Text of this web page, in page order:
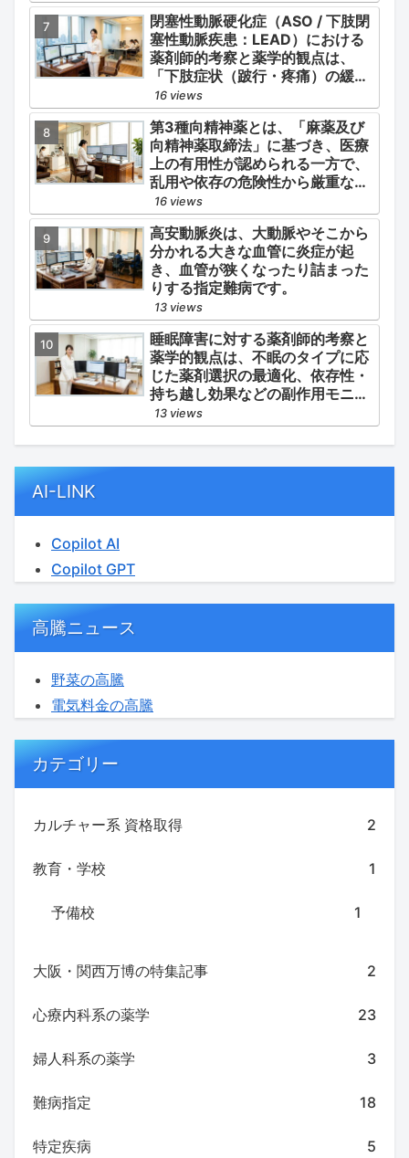
閉塞性動脈硬化症（ASO / 下肢閉
塞性動脈疾患：LEAD）における
薬剤師的考察と薬学的観点は、
「下肢症状（跛行・疼痛）の緩
和」と「全身性動脈硬化による脳
心血管イベント（脳梗塞・心筋梗
塞）の二次予防」の2軸を同時に
管理することにあります。
16 views
第3種向精神薬とは、「麻薬及び
向精神薬取締法」に基づき、医療
上の有用性が認められる一方で、
乱用や依存の危険性から厳重な管
理・規制が必要とされる薬物のう
ち、第1種・第2種よりも比較的リ
スクが低いと判断されて指定され
ている医薬品の分類です。
16 views
高安動脈炎は、大動脈やそこから
分かれる大きな血管に炎症が起
き、血管が狭くなったり詰まった
りする指定難病です。
13 views
睡眠障害に対する薬剤師的考察と
薬学的観点は、不眠のタイプに応
じた薬剤選択の最適化、依存性・
持ち越し効果などの副作用モニタ
リング、そして生活習慣（睡眠衛
生）の改善支援にあります。
13 views
AI-LINK
Copilot AI
Copilot GPT
高騰ニュース
野菜の高騰
電気料金の高騰
カテゴリー
カルチャー系 資格取得 2
教育・学校 1
予備校 1
大阪・関西万博の特集記事 2
心療内科系の薬学 23
婦人科系の薬学 3
難病指定 18
特定疾病 5